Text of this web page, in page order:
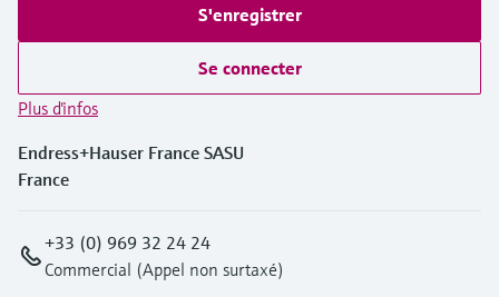
S'enregistrer
Se connecter
Plus d'infos
Endress+Hauser France SASU
France
+33 (0) 969 32 24 24
Commercial (Appel non surtaxé)